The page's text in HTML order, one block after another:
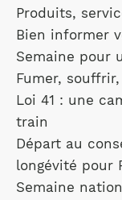
Produits,
Bien informer
Semaine pour
Fumer,
Loi 41 : une
train
Départ au
longévité pour
Semaine